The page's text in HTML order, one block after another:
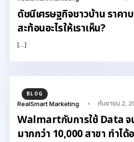
ดัชนีเศรษฐกิจชาวบ้าน ราคา
สะท้อนอะไรให้เราเห็น?
[…]
BLOG
RealSmart Marketing กันยายน 2,
Walmartกับการใช้ Data จ
มากกว่า 10,000 สาขา ทำได้